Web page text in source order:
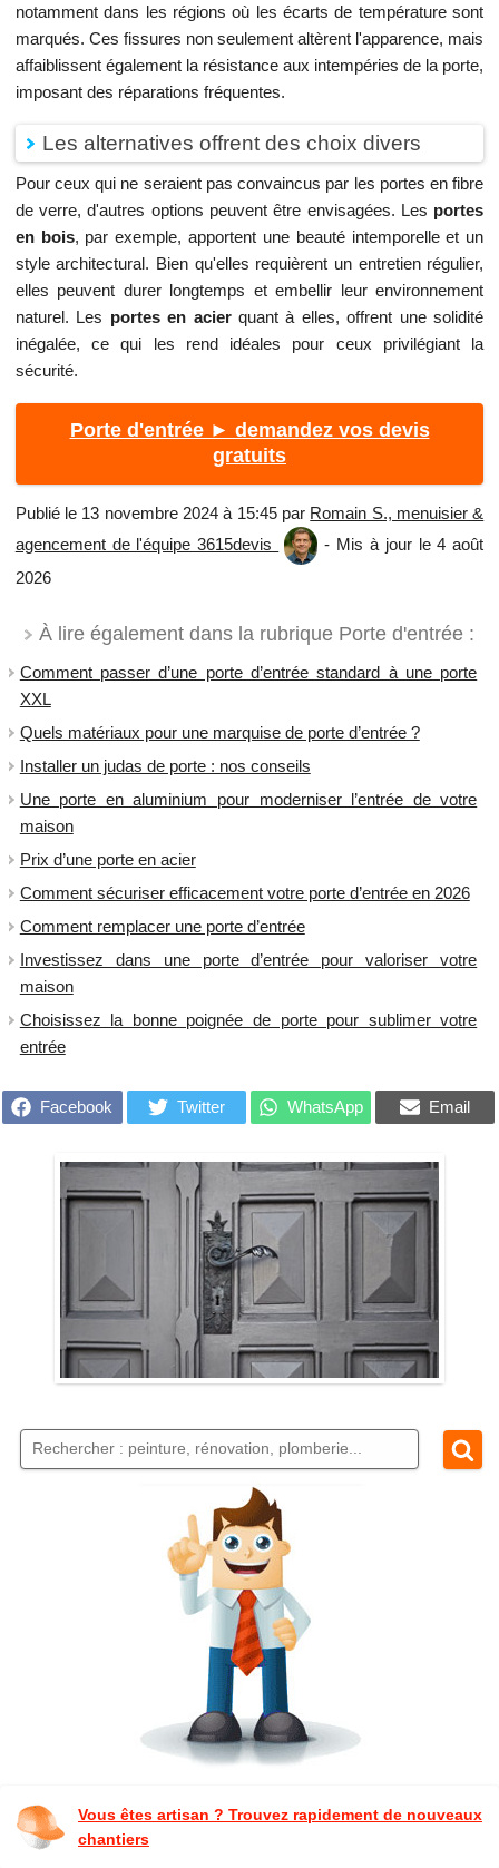
notamment dans les régions où les écarts de température sont
marqués. Ces fissures non seulement altèrent l'apparence, mais
affaiblissent également la résistance aux intempéries de la porte,
imposant des réparations fréquentes.
Les alternatives offrent des choix divers
Pour ceux qui ne seraient pas convaincus par les portes en fibre
de verre, d'autres options peuvent être envisagées. Les portes
en bois, par exemple, apportent une beauté intemporelle et un
style architectural. Bien qu'elles requièrent un entretien régulier,
elles peuvent durer longtemps et embellir leur environnement
naturel. Les portes en acierquant à elles, offrent une solidité
inégalée, ce qui les rend idéales pour ceux privilégiant la
sécurité.
Porte d'entrée ► demandez vos devis
gratuits
Publié le 13 novembre 2024 à 15:45 par Romain S., menuisier &
agencement de l'équipe 3615devis
- Mis à jour le 4 août
2026
À lire également dans la rubrique Porte d'entrée :
Comment passer d’une porte d’entrée standard à une porte
XXL
Quels matériaux pour une marquise de porte d’entrée ?
Installer un judas de porte : nos conseils
Une porte en aluminium pour moderniser l’entrée de votre
maison
Prix d’une porte en acier
Comment sécuriser efficacement votre porte d’entrée en 2026
Comment remplacer une porte d’entrée
Investissez dans une porte d’entrée pour valoriser votre
maison
Choisissez la bonne poignée de porte pour sublimer votre
entrée
Facebook Twitter WhatsApp Email
Vous êtes artisan ? Trouvez rapidement de nouveaux
chantiers